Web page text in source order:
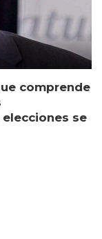
comprende
se